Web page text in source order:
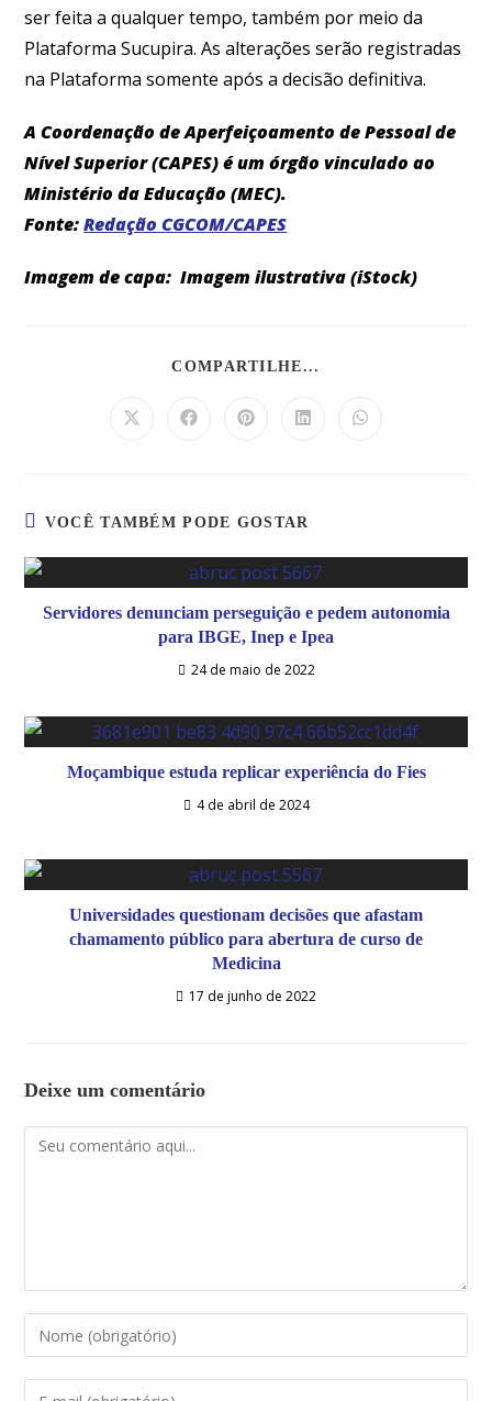
ser feita a qualquer tempo, também por meio da
Plataforma Sucupira. As alterações serão registradas
na Plataforma somente após a decisão definitiva.
A Coordenação de Aperfeiçoamento de Pessoal de
Nível Superior (CAPES) é um órgão vinculado ao
Ministério da Educação (MEC).
Fonte:Redação CGCOM/CAPES
Imagem de capa: Imagem ilustrativa (iStock)
COMPARTILHE...
VOCÊ TAMBÉM PODE GOSTAR
Servidores denunciam perseguição e pedem autonomia
para IBGE, Inep e Ipea
24 de maio de 2022
Moçambique estuda replicar experiência do Fies
4 de abril de 2024
Universidades questionam decisões que afastam
chamamento público para abertura de curso de
Medicina
17 de junho de 2022
Deixe um comentário